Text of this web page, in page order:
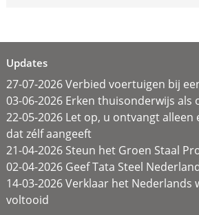
Updates
27-07-2026 Verbied voertuigen bij
03-06-2026 Erken thuisonderwijs als
22-05-2026 Let op, u ontvangt alleen
dat zélf aangeeft
21-04-2026 Steun het Groen Staal
02-04-2026 Geef Tata Steel
14-03-2026 Verklaar het Nederlands
voltooid